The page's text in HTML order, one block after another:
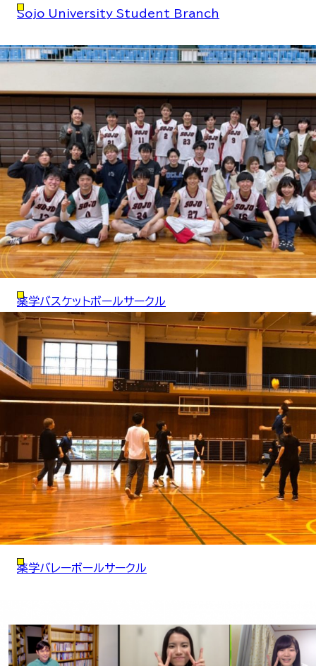
Sojo University Student Branch
薬学バスケットボールサークル
薬学バレーボールサークル